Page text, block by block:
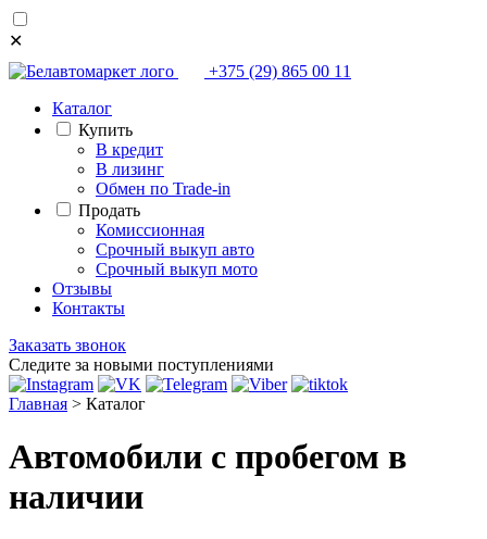
✕
+375 (29) 865 00 11
Каталог
Купить
В кредит
В лизинг
Обмен по Trade-in
Продать
Комиссионная
Срочный выкуп авто
Срочный выкуп мото
Отзывы
Контакты
Заказать звонок
Следите за новыми поступлениями
Главная > Каталог
Автомобили с пробегом в
наличии